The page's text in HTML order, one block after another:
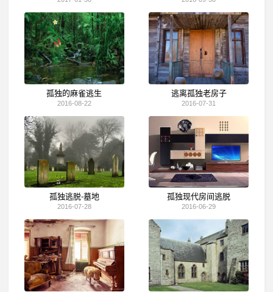
孤独的麻雀逃生
2016-08-22
逃离孤独老房子
2016-07-31
孤独逃脱-墓地
2016-07-28
孤独现代房间逃脱
2016-06-29